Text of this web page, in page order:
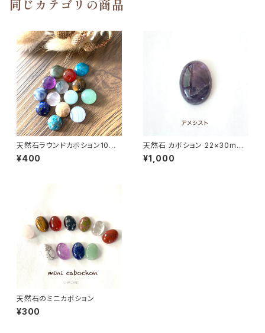
同じカテゴリの商品
天然石ラウンドカボション10m
m(マクラメ編みなどハンドメイ
ドアクセサリーの素材に)
¥400
天然石 カボション 22×30mm
マクラメ編みに最適♪（ブラウン
アゲート、ソーダライト、アメシス
¥1,000
天然石のミニカボション
¥300